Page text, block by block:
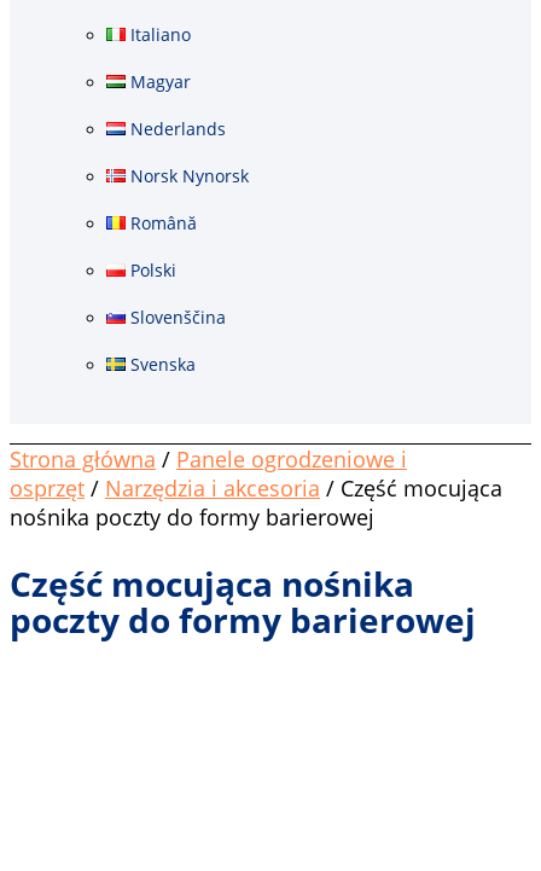
Italiano
Magyar
Nederlands
Norsk Nynorsk
Română
Polski
Slovenščina
Svenska
Strona główna / Panele ogrodzeniowe i
osprzęt / Narzędzia i akcesoria / Część mocująca
nośnika poczty do formy barierowej
Część mocująca nośnika
poczty do formy barierowej